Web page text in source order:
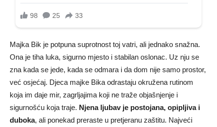
Majka Bik je potpuna suprotnost toj vatri, ali jednako snažna.
Ona je tiha luka, sigurno mjesto i stabilan oslonac. Uz nju se
zna kada se jede, kada se odmara i da dom nije samo prostor,
već osjećaj. Djeca majke Bika odrastaju okružena rutinom
koja im daje mir, zagrljajima koji ne traže objašnjenje i
sigurnošću koja traje. Njena ljubav je postojana, opipljiva i
duboka, ali ponekad preraste u pretjeranu zaštitu. Najveći